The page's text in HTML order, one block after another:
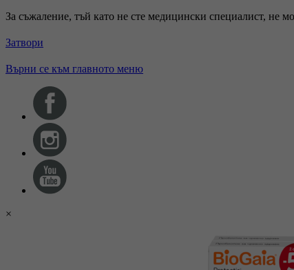
За съжаление, тъй като не сте медицински специалист, не
Затвори
Върни се към главното меню
×